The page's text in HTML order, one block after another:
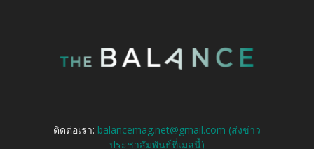
ติดต่อเรา: balancemag.net@gmail.com (ส่งข่าว
ประชาสัมพันธ์ที่เมลนี้)